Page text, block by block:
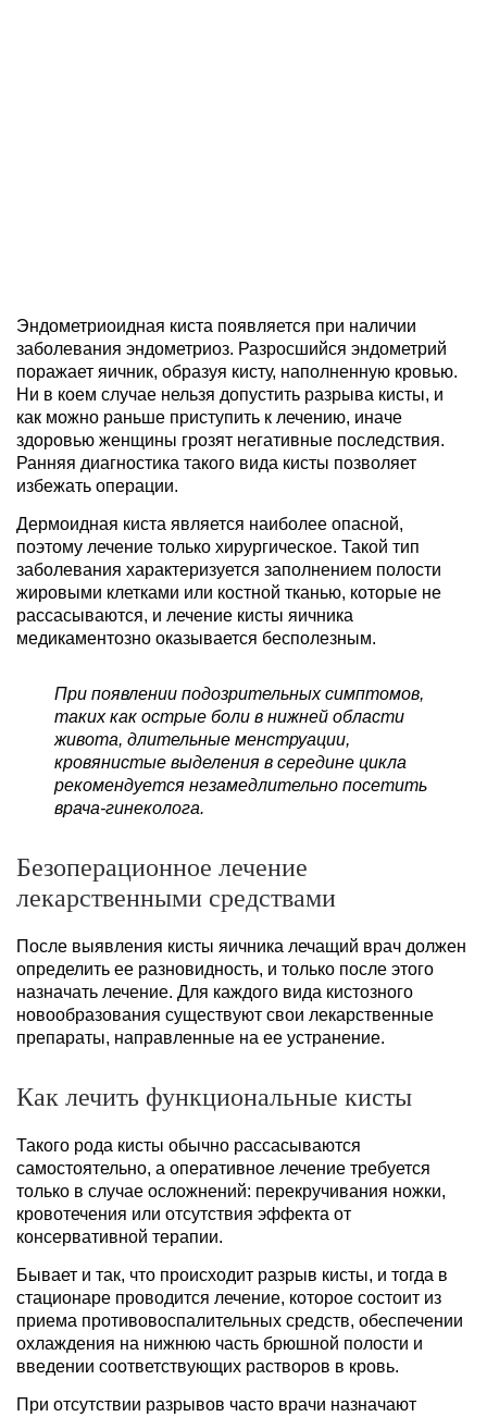
Эндометриоидная киста появляется при наличии
заболевания эндометриоз. Разросшийся эндометрий
поражает яичник, образуя кисту, наполненную кровью.
Ни в коем случае нельзя допустить разрыва кисты, и
как можно раньше приступить к лечению, иначе
здоровью женщины грозят негативные последствия.
Ранняя диагностика такого вида кисты позволяет
избежать операции.
Дермоидная киста является наиболее опасной,
поэтому лечение только хирургическое. Такой тип
заболевания характеризуется заполнением полости
жировыми клетками или костной тканью, которые не
рассасываются, и лечение кисты яичника
медикаментозно оказывается бесполезным.
При появлении подозрительных симптомов,
таких как острые боли в нижней области
живота, длительные менструации,
кровянистые выделения в середине цикла
рекомендуется незамедлительно посетить
врача-гинеколога.
Безоперационное лечение
лекарственными средствами
После выявления кисты яичника лечащий врач должен
определить ее разновидность, и только после этого
назначать лечение. Для каждого вида кистозного
новообразования существуют свои лекарственные
препараты, направленные на ее устранение.
Как лечить функциональные кисты
Такого рода кисты обычно рассасываются
самостоятельно, а оперативное лечение требуется
только в случае осложнений: перекручивания ножки,
кровотечения или отсутствия эффекта от
консервативной терапии.
Бывает и так, что происходит разрыв кисты, и тогда в
стационаре проводится лечение, которое состоит из
приема противовоспалительных средств, обеспечении
охлаждения на нижнюю часть брюшной полости и
введении соответствующих растворов в кровь.
При отсутствии разрывов часто врачи назначают